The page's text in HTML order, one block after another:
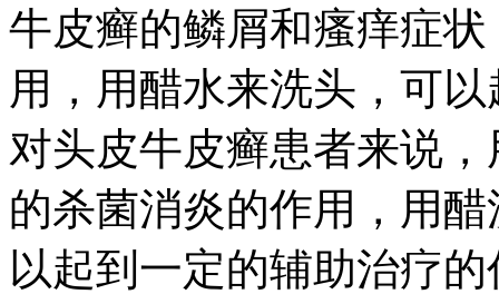
牛皮癣的鳞屑和瘙痒症
用，用醋水来洗头，可
对头皮牛皮癣患者来说
的杀菌消炎的作用，用
以起到一定的辅助治疗